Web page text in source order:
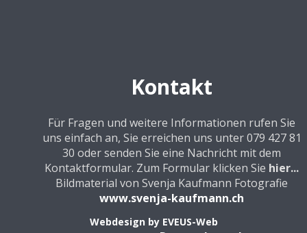
Kontakt
Für Fragen und weitere Informationen rufen Sie
uns einfach an, Sie erreichen uns unter 079 427 81
30 oder senden Sie eine Nachricht mit dem
Kontaktformular. Zum Formular klicken Sie hier...
Bildmaterial von Svenja Kaufmann Fotografie
www.svenja-kaufmann.ch
Webdesign by EVEUS-Web